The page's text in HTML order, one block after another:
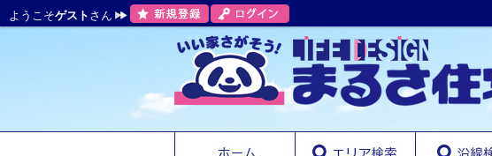
ようこそゲスト さん